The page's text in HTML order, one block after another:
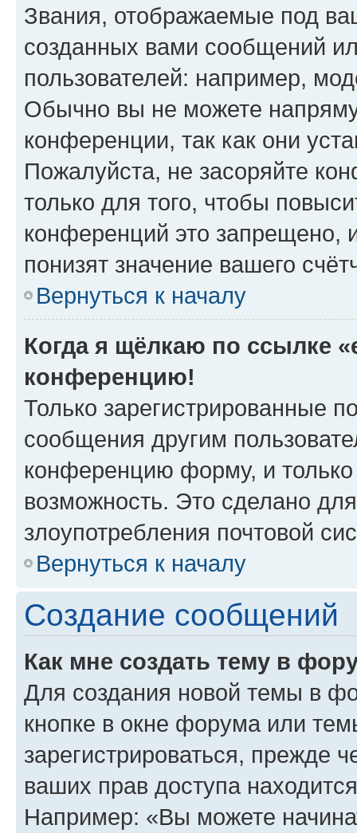
Звания, отображаемые под
созданных вами сообщений
пользователей: например,
Обычно вы не можете
конференции, так как они
Пожалуйста, не засоряйте
только для того, чтобы
конференций это запрещено,
понизят значение вашего
Вернуться к началу
Когда я щёлкаю по ссылке
конференцию!
Только зарегистрированные
сообщения другим
конференцию форму, и
возможность. Это сделано
злоупотребления почтовой
Вернуться к началу
Создание сообщений
Как мне создать тему в
Для создания новой темы в
кнопке в окне форума или
зарегистрироваться, прежде
ваших прав доступа
Например: «Вы можете